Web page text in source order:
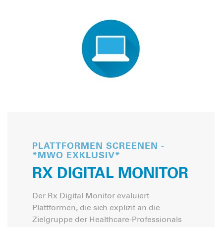
PLATTFORMEN SCREENEN -
*MWO EXKLUSIV*
RX DIGITAL MONITOR
Der Rx Digital Monitor evaluiert
Plattformen, die sich explizit an die
Zielgruppe der Healthcare-Professionals